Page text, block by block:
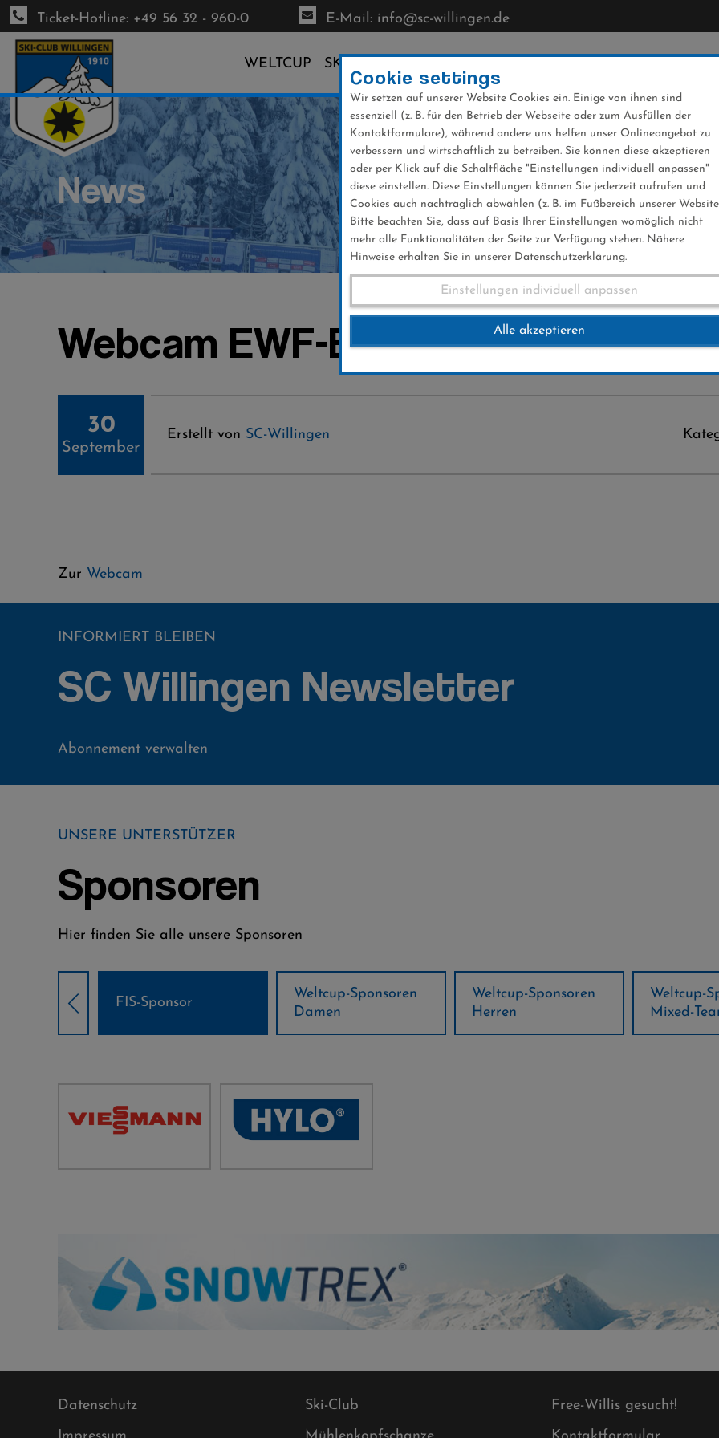
Direkt
zum
Inhalt
Ticket-Hotline: +49 56 32 - 960-0 E-Mail: info@sc-willingen.de
WELTCUP SKI-CLUB
News
Webcam EWF-Biathlon-Arena
30
September
Erstellt von SC-Willingen
Zur Webcam
Cookie settings
Wir setzen auf unserer Website Cookies ein. Einige von ihnen sind
essenziell (z. B. für den Betrieb der Webseite oder zum Ausfüllen der
Kontaktformulare), während andere uns helfen unser Onlineangebot zu
verbessern und wirtschaftlich zu betreiben. Sie können diese akzeptieren
oder per Klick auf die Schaltfläche "Einstellungen individuell anpassen"
diese einstellen. Diese Einstellungen können Sie jederzeit aufrufen und
Cookies auch nachträglich abwählen (z. B. im Fußbereich unserer
Bitte beachten Sie, dass auf Basis Ihrer Einstellungen womöglich nicht
mehr alle Funktionalitäten der Seite zur Verfügung stehen. Nähere
Hinweise erhalten Sie in unserer Datenschutzerklärung.
Einstellungen individuell anpassen
Alle akzeptieren
INFORMIERT BLEIBEN
SC Willingen Newsletter
Abonnement verwalten
UNSERE UNTERSTÜTZER
Sponsoren
Hier finden Sie alle unsere Sponsoren
Weltcup-Sponsoren
Damen
Weltcup-Sponsoren
Herren
Weltcup-Sponsoren
Mixed-Team
Datenschutz
Ski-Club
Free-Willis gesucht!